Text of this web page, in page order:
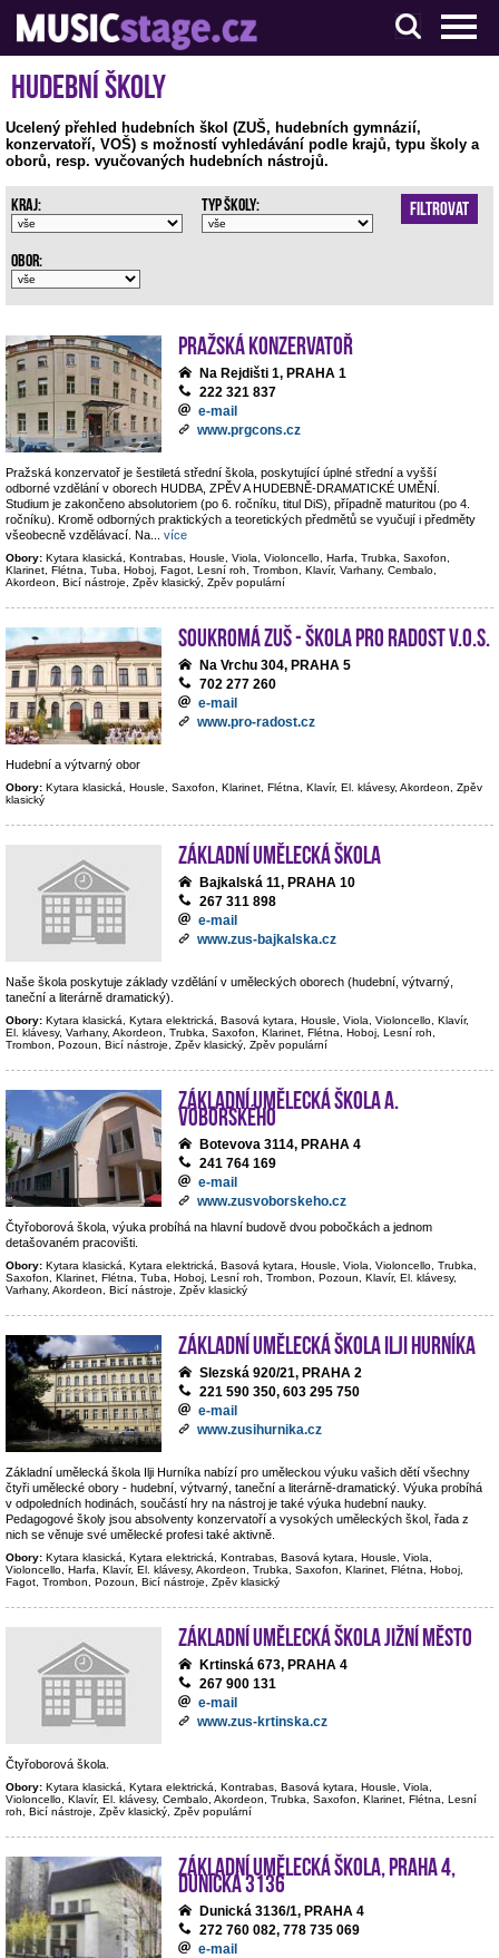
S muzikanty pro muzikanty
Hudební školy
Ucelený přehled hudebních škol (ZUŠ, hudebních gymnázií,
konzervatoří, VOŠ) s možností vyhledávání podle krajů, typu školy a
oborů, resp. vyučovaných hudebních nástrojů.
Filtrovat
Kraj: Typ školy:
Obor:
Pražská konzervatoř
Na Rejdišti 1, PRAHA 1
222 321 837
e-mail
www.prgcons.cz
Pražská konzervatoř je šestiletá střední škola, poskytující úplné střední a vyšší
odborné vzdělání v oborech HUDBA, ZPĚV A HUDEBNĚ-DRAMATICKÉ UMĚNÍ.
Studium je zakončeno absolutoriem (po 6. ročníku, titul DiS), případně maturitou (po 4.
ročníku). Kromě odborných praktických a teoretických předmětů se vyučují i předměty
všeobecně vzdělávací. Na
více
Obory: Kytara klasická, Kontrabas, Housle, Viola, Violoncello, Harfa, Trubka, Saxofon,
Klarinet, Flétna, Tuba, Hoboj, Fagot, Lesní roh, Trombon, Klavír, Varhany, Cembalo,
Akordeon, Bicí nástroje, Zpěv klasický, Zpěv populární
Soukromá ZUŠ - Škola pro radost v.o.s.
Na Vrchu 304, PRAHA 5
702 277 260
e-mail
www.pro-radost.cz
Hudební a výtvarný obor
Obory: Kytara klasická, Housle, Saxofon, Klarinet, Flétna, Klavír, El. klávesy, Akordeon, Zpěv
klasický
Základní umělecká škola
Bajkalská 11, PRAHA 10
267 311 898
e-mail
www.zus-bajkalska.cz
Naše škola poskytuje základy vzdělání v uměleckých oborech (hudební, výtvarný,
taneční a literárně dramatický).
Obory: Kytara klasická, Kytara elektrická, Basová kytara, Housle, Viola, Violoncello, Klavír,
El. klávesy, Varhany, Akordeon, Trubka, Saxofon, Klarinet, Flétna, Hoboj, Lesní roh,
Trombon, Pozoun, Bicí nástroje, Zpěv klasický, Zpěv populární
Základní umělecká škola A.
Voborského
Botevova 3114, PRAHA 4
241 764 169
e-mail
www.zusvoborskeho.cz
Čtyřoborová škola, výuka probíhá na hlavní budově dvou pobočkách a jednom
detašovaném pracovišti.
Obory: Kytara klasická, Kytara elektrická, Basová kytara, Housle, Viola, Violoncello, Trubka,
Saxofon, Klarinet, Flétna, Tuba, Hoboj, Lesní roh, Trombon, Pozoun, Klavír, El. klávesy,
Varhany, Akordeon, Bicí nástroje, Zpěv klasický
Základní umělecká škola Ilji Hurníka
Slezská 920/21, PRAHA 2
221 590 350, 603 295 750
e-mail
www.zusihurnika.cz
Základní umělecká škola Ilji Hurníka nabízí pro uměleckou výuku vašich dětí všechny
čtyři umělecké obory - hudební, výtvarný, taneční a literárně-dramatický. Výuka probíhá
v odpoledních hodinách, součástí hry na nástroj je také výuka hudební nauky.
Pedagogové školy jsou absolventy konzervatoří a vysokých uměleckých škol, řada z
nich se věnuje své umělecké profesi také aktivně.
Obory: Kytara klasická, Kytara elektrická, Kontrabas, Basová kytara, Housle, Viola,
Violoncello, Harfa, Klavír, El. klávesy, Akordeon, Trubka, Saxofon, Klarinet, Flétna, Hoboj,
Fagot, Trombon, Pozoun, Bicí nástroje, Zpěv klasický
Základní umělecká škola Jižní Město
Krtinská 673, PRAHA 4
267 900 131
e-mail
www.zus-krtinska.cz
Čtyřoborová škola.
Obory: Kytara klasická, Kytara elektrická, Kontrabas, Basová kytara, Housle, Viola,
Violoncello, Klavír, El. klávesy, Cembalo, Akordeon, Trubka, Saxofon, Klarinet, Flétna, Lesní
roh, Bicí nástroje, Zpěv klasický, Zpěv populární
Základní umělecká škola, Praha 4,
Dunická 3136
Dunická 3136/1, PRAHA 4
272 760 082, 778 735 069
e-mail